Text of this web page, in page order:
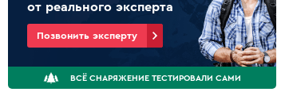
от реального эксперта
Позвонить эксперту
ВСЁ СНАРЯЖЕНИЕ ТЕСТИРОВАЛИ САМИ